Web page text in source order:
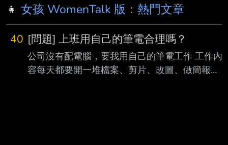
👧 女孩 WomenTalk 版：熱門文章
40 [問題] 上班用自己的筆電合理嗎？
公司沒有配電腦，要我用自己的筆電工作 工作內
容每天都要開一堆檔案、剪片、改圖、做簡報